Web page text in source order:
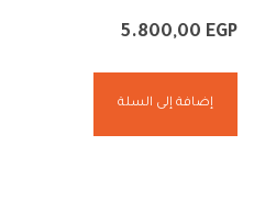
5.800,00 EGP
إضافة إلى السلة